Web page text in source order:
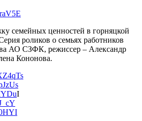
семейных ценностей в горняцкой
роликов о семьях работников
АО СЗФК, режиссер – Александр
Кононова.
I